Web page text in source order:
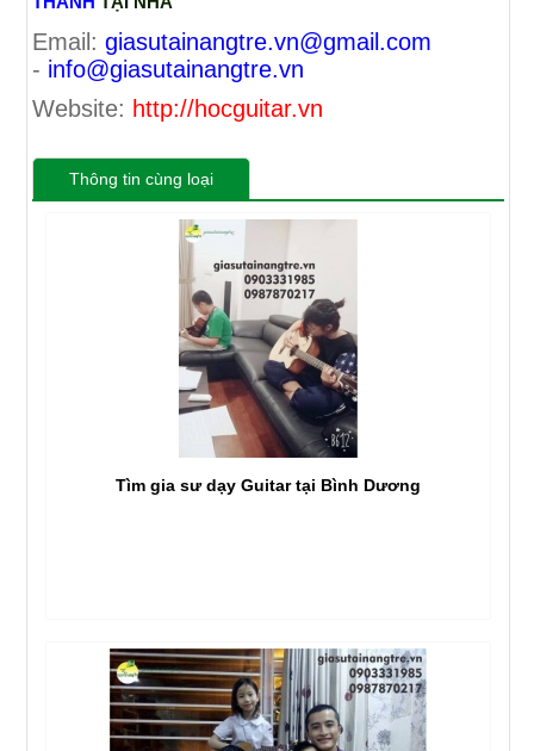
Email:giasutainangtre.vn@gmail.com
- info@giasutainangtre.vn
Website: http://hocguitar.vn
Thông tin cùng loại
Tìm gia sư dạy Guitar tại Bình Dương